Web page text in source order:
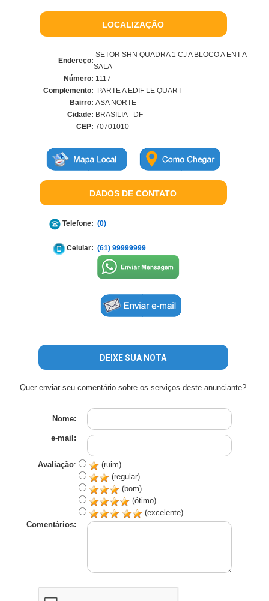
LOCALIZAÇÃO
Endereço:
SETOR SHN QUADRA 1 CJ A BLOCO A ENT A
SALA
Número: 1117
Complemento:
PARTE A EDIF LE QUART
Bairro: ASA NORTE
Cidade: BRASILIA - DF
CEP: 70701010
DADOS DE CONTATO
Telefone: (0)
Celular: (61) 99999999
DEIXE SUA NOTA
Quer enviar seu comentário sobre os serviços deste anunciante?
Nome:
e-mail:
Avaliação:
(ruim)
(regular)
(bom)
(ótimo)
(excelente)
Comentários: